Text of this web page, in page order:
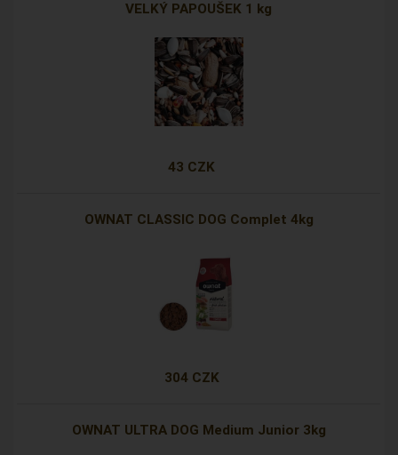
VELKÝ PAPOUŠEK 1 kg
43 CZK
OWNAT CLASSIC DOG Complet 4kg
304 CZK
OWNAT ULTRA DOG Medium Junior 3kg